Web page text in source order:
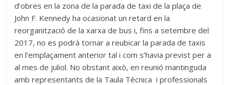
d’obres en la zona de la parada de taxi de la plaça de
John F. Kennedy ha ocasionat un retard en la
reorganització de la xarxa de bus i, fins a setembre del
2017, no es podrà tornar a reubicar la parada de taxis
en l’emplaçament anterior tal i com s’havia previst per a
al mes de juliol. No obstant això, en reunió mantinguda
amb representants de la Taula Tècnica i professionals